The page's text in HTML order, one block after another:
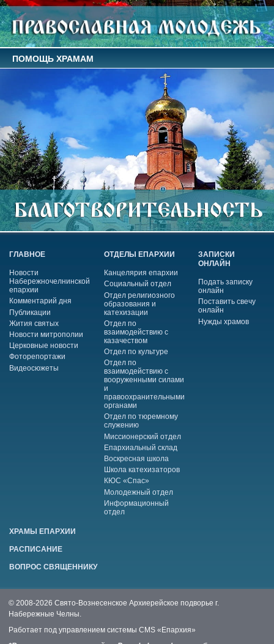
ПОМОЩЬ ХРАМАМ
ГЛАВНОЕ
Новости
Набережночелнинской
епархии
Комментарий дня
Публикации
Жития святых
Новости митрополии
Церковные новости
Фоторепортажи
Видеосюжеты
ОТДЕЛЫ ЕПАРХИИ
Канцелярия епархии
Социальный отдел
Отдел религиозного
образования и
катехизации
Отдел по
взаимодействию с
казачеством
Отдел по культуре
Отдел по
взаимодействию с
вооруженными силами
и
правоохранительными
органами
Отдел по тюремному
служению
Миссионерский отдел
Епархиальный склад
Воскресная школа
Школа катехизаторов
КЮС «Спас»
Молодежный отдел
Информационный
отдел
ЗАПИСКИ
ОНЛАЙН
Подать записку
онлайн
Поставить свечу
онлайн
Нужды храмов
ХРАМЫ ЕПАРХИИ
РАСПИСАНИЕ
ВОПРОС СВЯЩЕННИКУ
© 2008-2026 Свято-Вознесенское Архиерейское подворье г.
Набережные Челны.
Работает под управлением системы CMS «Епархия»